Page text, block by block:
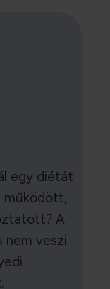
egy diétát
működött,
A
nem veszi